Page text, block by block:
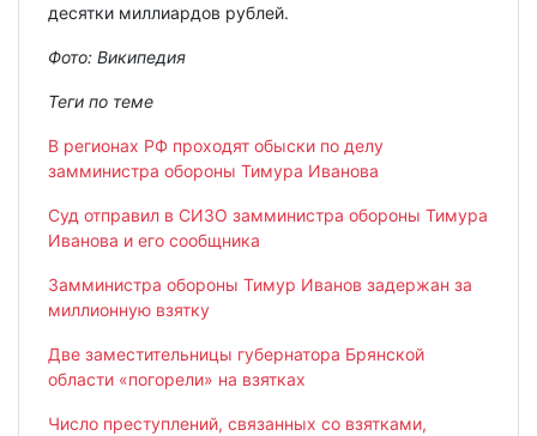
десятки миллиардов рублей.
Фото: Википедия
Теги по теме
В регионах РФ проходят обыски по делу
замминистра обороны Тимура Иванова
Суд отправил в СИЗО замминистра обороны Тимура
Иванова и его сообщника
Замминистра обороны Тимур Иванов задержан за
миллионную взятку
Две заместительницы губернатора Брянской
области «погорели» на взятках
Число преступлений, связанных со взятками,